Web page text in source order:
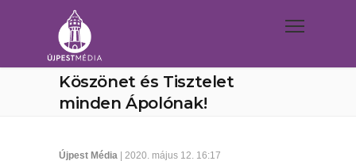
Köszönet és Tisztelet
minden Ápolónak!
Újpest Média | 2020. május 12. 16:17